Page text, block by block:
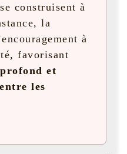
construisent à
la
à
favorisant
et
les